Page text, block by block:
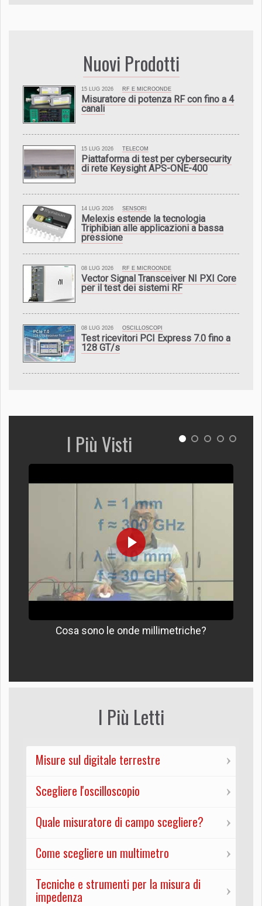
Nuovi Prodotti
15 LUG 2026 RF E MICROONDE
Misuratore di potenza RF con fino a 4
canali
15 LUG 2026 TELECOM
Piattaforma di test per cybersecurity
di rete Keysight APS-ONE-400
14 LUG 2026 SENSORI
Melexis estende la tecnologia
Triphibian alle applicazioni a bassa
pressione
08 LUG 2026 RF E MICROONDE
Vector Signal Transceiver NI PXI Core
per il test dei sistemi RF
08 LUG 2026 OSCILLOSCOPI
Test ricevitori PCI Express 7.0 fino a
128 GT/s
I Più Visti
Cosa sono le onde millimetriche?
I Più Letti
Misure sul digitale terrestre
Scegliere l'oscilloscopio
Quale misuratore di campo scegliere?
Come scegliere un multimetro
Tecniche e strumenti per la misura di
impedenza